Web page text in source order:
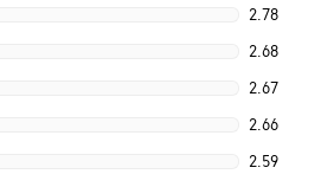
2.78
2.68
2.67
2.66
2.59